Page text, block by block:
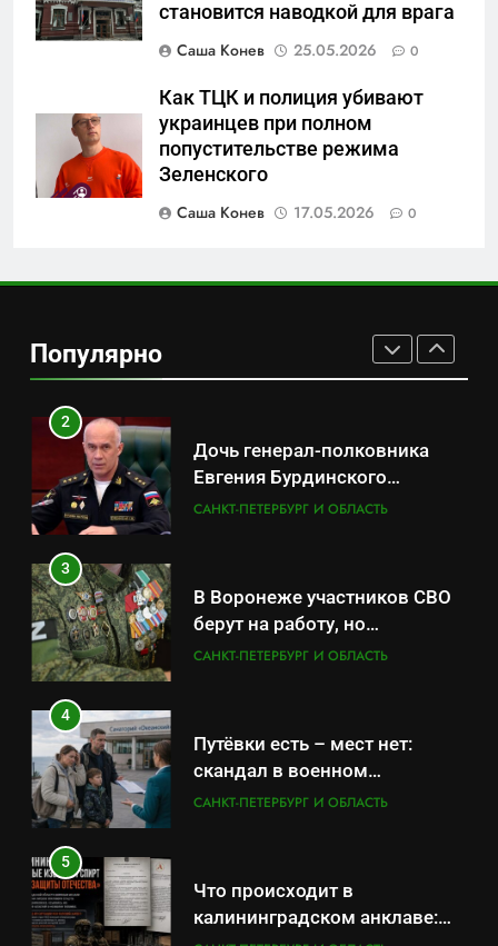
становится наводкой для врага
Саша Конев
25.05.2026 0
Как ТЦК и полиция убивают
украинцев при полном
попустительстве режима
Зеленского
Саша Конев
17.05.2026 0
Популярно
Перезагрузка в Удмуртии:
результат управленческих
провалов и уязвимости
региона
Зачистка неба: Силовой
передел авиаотрасли
САНКТ-ПЕТЕРБУРГ И ОБЛАСТЬ
данные о складах с военной
продукцией: предприятия
обратились в СК
САНКТ-ПЕТЕРБУРГ И ОБЛАСТЬ
2
Дочь генерал-полковника
Евгения Бурдинского
оказывает платные услуги по
САНКТ-ПЕТЕРБУРГ И ОБЛАСТЬ
3
В Воронеже участников СВО
берут на работу, но
удержаться удаётся не всем
САНКТ-ПЕТЕРБУРГ И ОБЛАСТЬ
4
Путёвки есть – мест нет:
скандал в военном
санатории Владивостока
САНКТ-ПЕТЕРБУРГ И ОБЛАСТЬ
5
Что происходит в
калининградском анклаве: